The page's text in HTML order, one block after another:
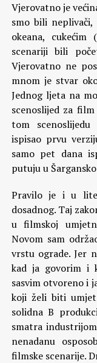
Vjerovatno je
smo bili
okeana,
scenariji bili
Vjerovatno ne
mnom je stvar
Jednog ljeta na
scenoslijed za
tom scenoslijedu
ispisao prvu
samo pet dana
putuju u
Pravilo je i u
dosadnog. Taj
u filmskoj
Novom sam
vrstu ograde. Jer
kad ja govorim i
sasvim otvoreno i
koji želi biti
solidna B
smatra
nenadanu
filmske scenarije.